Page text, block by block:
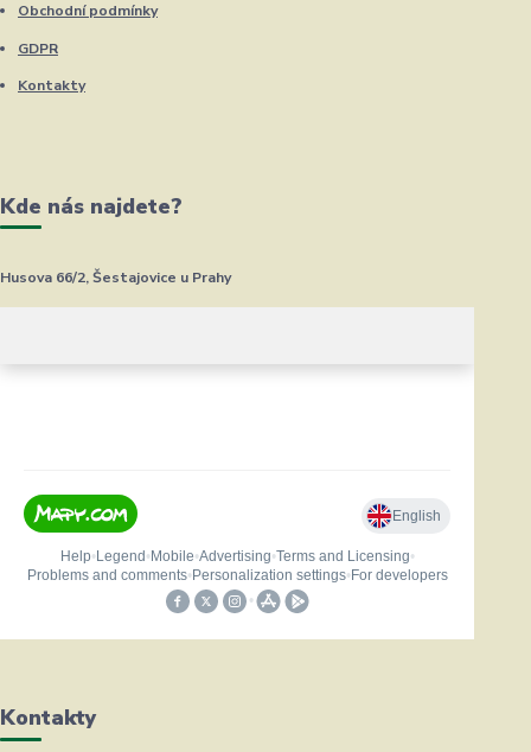
Obchodní podmínky
GDPR
Kontakty
Kde nás najdete?
Husova 66/2, Šestajovice u Prahy
Kontakty